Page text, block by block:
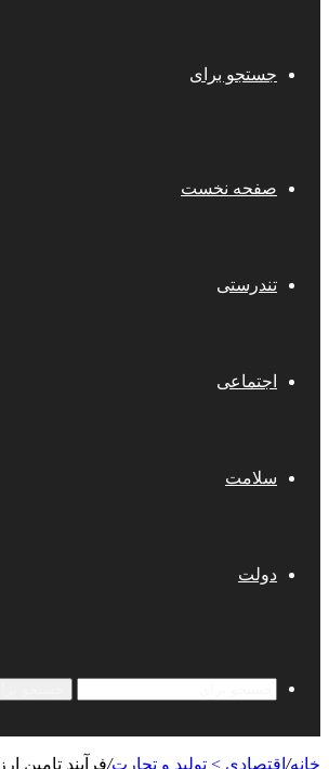
جستجو برای
صفحه نخست
تندرستی
اجتماعی
سلامت
دولت
خانه/ اقتصادی > تولید و تجارت/فرآیند تامین